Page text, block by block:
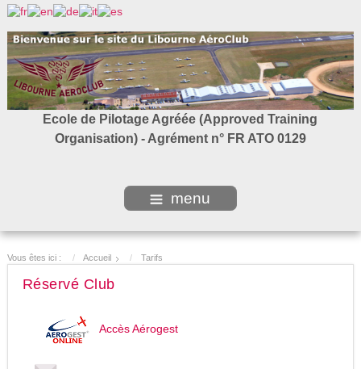
Ecole de Pilotage Agréée (Approved Training
Organisation) - Agrément n° FR ATO 0129
menu
Vous êtes ici : Accueil Tarifs
Réservé Club
Accès Aérogest